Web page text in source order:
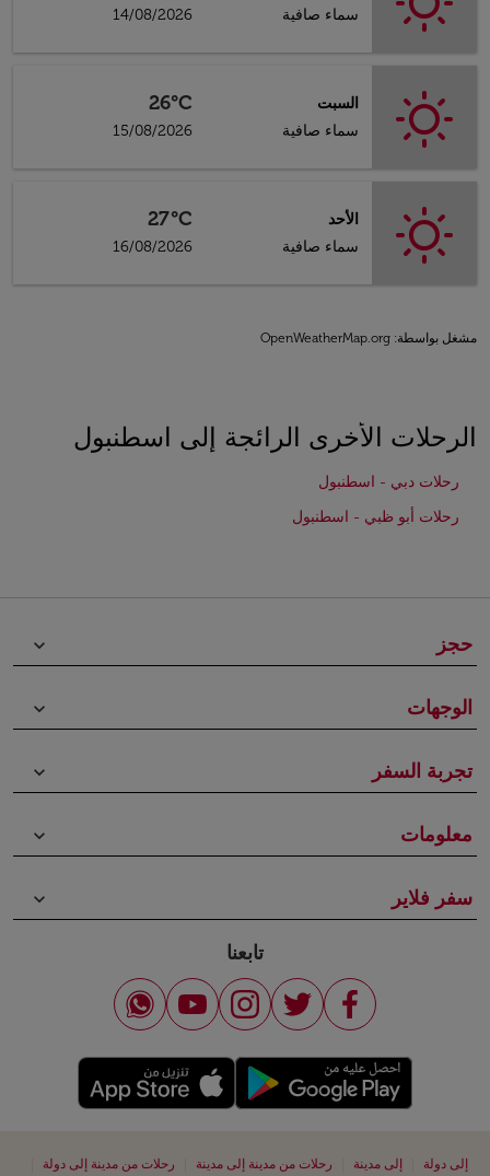
سماء صافية
14/08/2026
السبت
سماء صافية
26°C
15/08/2026
الأحد
سماء صافية
27°C
16/08/2026
مشغل بواسطة: OpenWeatherMap.org
الرحلات الأخرى الرائجة إلى اسطنبول
رحلات دبي - اسطنبول
رحلات أبو ظبي - اسطنبول
حجز keyboard_arrow_down
الوجهات keyboard_arrow_down
تجربة السفر keyboard_arrow_down
معلومات keyboard_arrow_down
سفر فلاير keyboard_arrow_down
تابعنا
إلى دولة إلى مدينة رحلات من مدينة إلى مدينة رحلات من مدينة إلى دولة